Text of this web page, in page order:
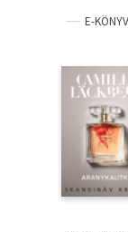
E-KÖNYV